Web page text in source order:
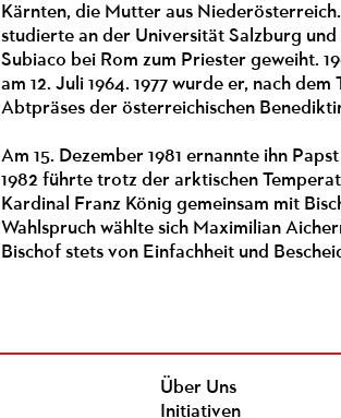
Kärnten, die Mutter aus
studierte an der Universität Salzburg
Subiaco bei Rom zum Priester geweiht.
am 12. Juli 1964. 1977 wurde er, nach
Abtpräses der österreichischen
Am 15. Dezember 1981 ernannte ihn
1982 führte trotz der arktischen
Kardinal Franz König gemeinsam mit
Wahlspruch wählte sich Maximilian
Bischof stets von Einfachheit und
Über Uns
Initiativen